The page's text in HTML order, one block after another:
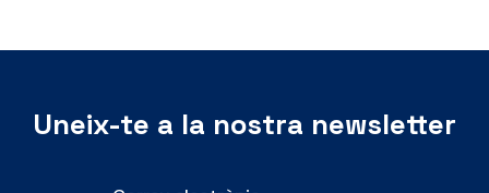
Uneix-te a la nostra newsletter